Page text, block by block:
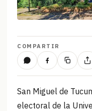
COMPARTIR
San Miguel de
electoral de la